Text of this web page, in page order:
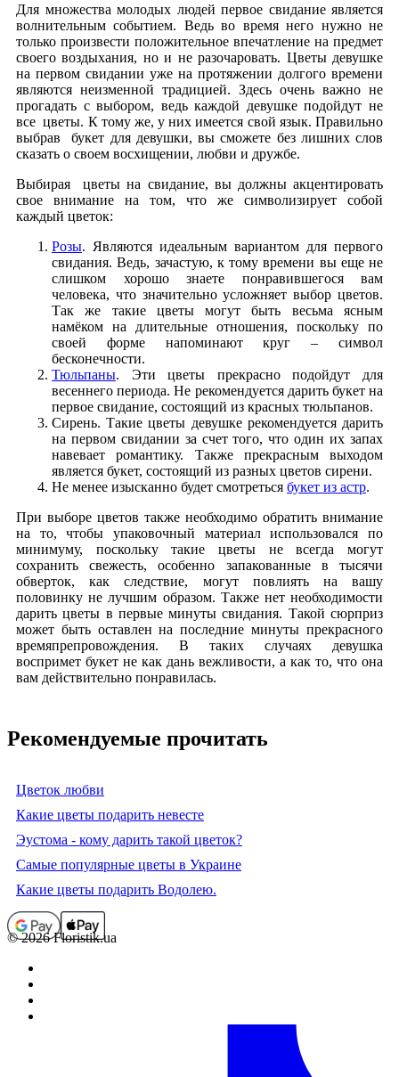
Для множества молодых людей первое свидание является
волнительным событием. Ведь во время него нужно не
только произвести положительное впечатление на предмет
своего воздыхания, но и не разочаровать. Цветы девушке
на первом свидании уже на протяжении долгого времени
являются неизменной традицией. Здесь очень важно не
прогадать с выбором, ведь каждой девушке подойдут не
все цветы. К тому же, у них имеется свой язык. Правильно
выбрав букет для девушки, вы сможете без лишних слов
сказать о своем восхищении, любви и дружбе.
Выбирая цветы на свидание, вы должны акцентировать
свое внимание на том, что же символизирует собой
каждый цветок:
Розы. Являются идеальным вариантом для первого
свидания. Ведь, зачастую, к тому времени вы еще не
слишком хорошо знаете понравившегося вам
человека, что значительно усложняет выбор цветов.
Так же такие цветы могут быть весьма ясным
намёком на длительные отношения, поскольку по
своей форме напоминают круг – символ
бесконечности.
Тюльпаны. Эти цветы прекрасно подойдут для
весеннего периода. Не рекомендуется дарить букет на
первое свидание, состоящий из красных тюльпанов.
Сирень. Такие цветы девушке рекомендуется дарить
на первом свидании за счет того, что один их запах
навевает романтику. Также прекрасным выходом
является букет, состоящий из разных цветов сирени.
Не менее изысканно будет смотреться букет из астр.
При выборе цветов также необходимо обратить внимание
на то, чтобы упаковочный материал использовался по
минимуму, поскольку такие цветы не всегда могут
сохранить свежесть, особенно запакованные в тысячи
обверток, как следствие, могут повлиять на вашу
половинку не лучшим образом. Также нет необходимости
дарить цветы в первые минуты свидания. Такой сюрприз
может быть оставлен на последние минуты прекрасного
времяпрепровождения. В таких случаях девушка
воспримет букет не как дань вежливости, а как то, что она
вам действительно понравилась.
Рекомендуемые прочитать
Цветок любви
Какие цветы подарить невесте
Эустома - кому дарить такой цветок?
Самые популярные цветы в Украине
Какие цветы подарить Водолею.
© 2026 Floristik.ua